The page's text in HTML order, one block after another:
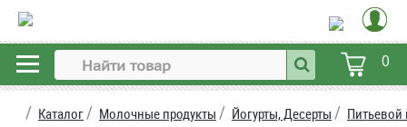
0
Каталог Молочные продукты Йогурты, Десерты Питьевой